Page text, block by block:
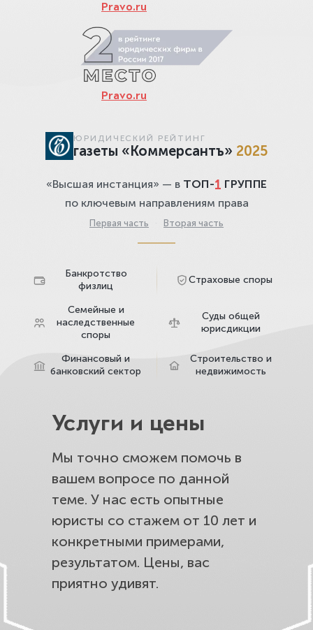
Pravo.ru
Pravo.ru
ЮРИДИЧЕСКИЙ РЕЙТИНГ
газеты «Коммерсантъ» 2025
«Высшая инстанция» — в ТОП-1 ГРУППЕ
по ключевым направлениям права
Первая часть Вторая часть
Банкротство
физлиц
Страховые споры
Семейные и
наследственные
споры
Суды общей
юрисдикции
Финансовый и
банковский сектор
Строительство и
недвижимость
Услуги и цены
Мы точно сможем помочь в
вашем вопросе по данной
теме. У нас есть опытные
юристы со стажем от 10 лет и
конкретными примерами,
результатом. Цены, вас
приятно удивят.